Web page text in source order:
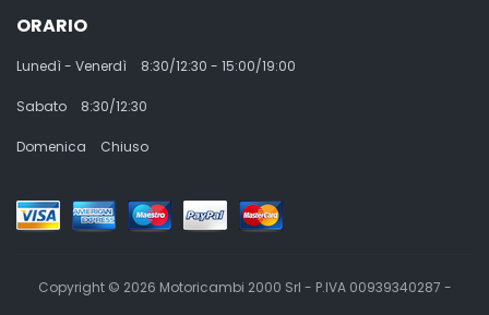
ORARIO
Lunedì - Venerdì 8:30/12:30 - 15:00/19:00
Sabato 8:30/12:30
Domenica Chiuso
Copyright © 2026 Motoricambi 2000 Srl - P.IVA 00939340287 -